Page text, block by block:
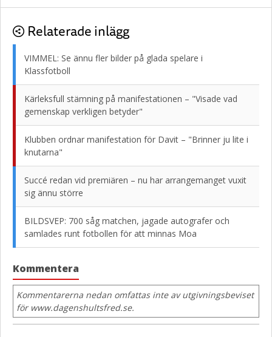
Relaterade inlägg
VIMMEL: Se ännu fler bilder på glada spelare i
Klassfotboll
Kärleksfull stämning på manifestationen – "Visade vad
gemenskap verkligen betyder"
Klubben ordnar manifestation för Davit – "Brinner ju lite i
knutarna"
Succé redan vid premiären – nu har arrangemanget vuxit
sig ännu större
BILDSVEP: 700 såg matchen, jagade autografer och
samlades runt fotbollen för att minnas Moa
Kommentera
Kommentarerna nedan omfattas inte av utgivningsbeviset
för www.dagenshultsfred.se.